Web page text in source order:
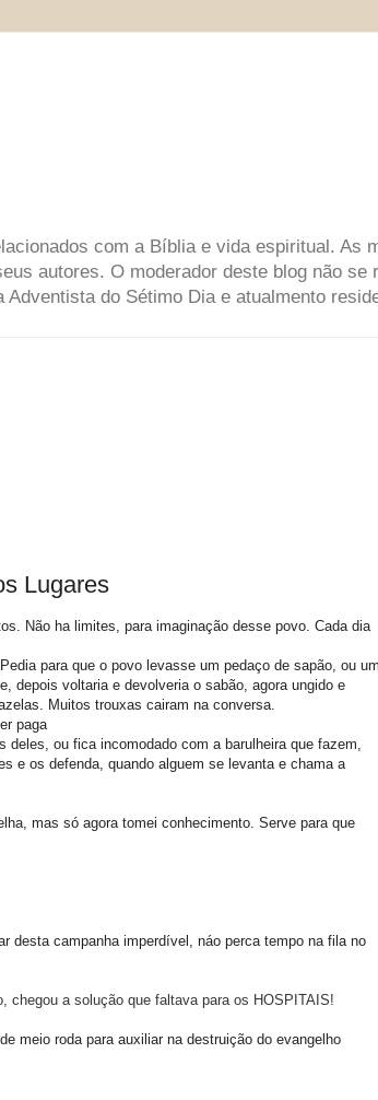
com a Bíblia e vida espiritual. As
autores. O moderador deste blog não
do Sétimo Dia e atualmento
Lugares
Não ha limites, para imaginação desse povo. Cada dia
para que o povo levasse um pedaço de sapão, ou um
depois voltaria e devolveria o sabão, agora ungido e
Muitos trouxas cairam na conversa.
paga
deles, ou fica incomodado com a barulheira que fazem,
e os defenda, quando alguem se levanta e chama a
mas só agora tomei conhecimento. Serve para que
desta campanha imperdível, náo perca tempo na fila no
chegou a solução que faltava para os HOSPITAIS!
meio roda para auxiliar na destruição do evangelho